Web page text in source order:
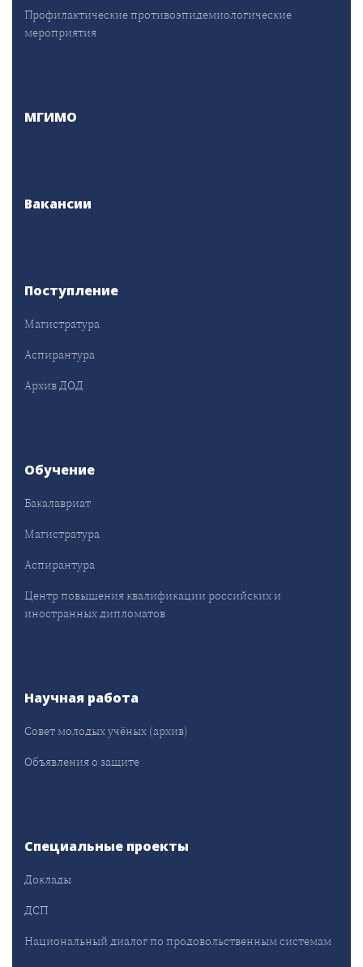
Профилактические противоэпидемиологические
мероприятия
МГИМО
Вакансии
Поступление
Магистратура
Аспирантура
Архив ДОД
Обучение
Бакалавриат
Магистратура
Аспирантура
Центр повышения квалификации российских и
иностранных дипломатов
Научная работа
Совет молодых учёных (архив)
Объявления о защите
Специальные проекты
Доклады
ДСП
Национальный диалог по продовольственным системам